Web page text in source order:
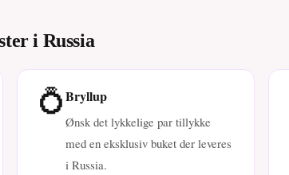
i Russia
💍Bryllup
Ønsk det lykkelige par tillykke
med en eksklusiv buket der leveres
i Russia.